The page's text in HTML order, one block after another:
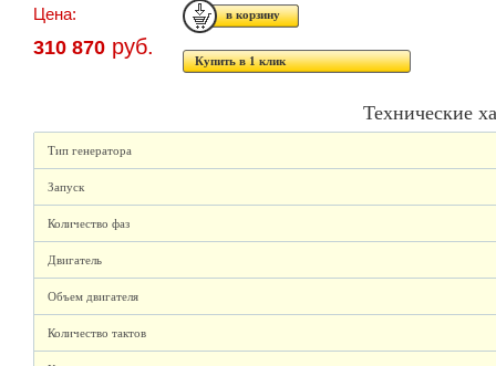
Цена:
310 870 руб.
Купить в 1 клик
Технические
Тип генератора
Запуск
Количество фаз
Двигатель
Объем двигателя
Количество тактов